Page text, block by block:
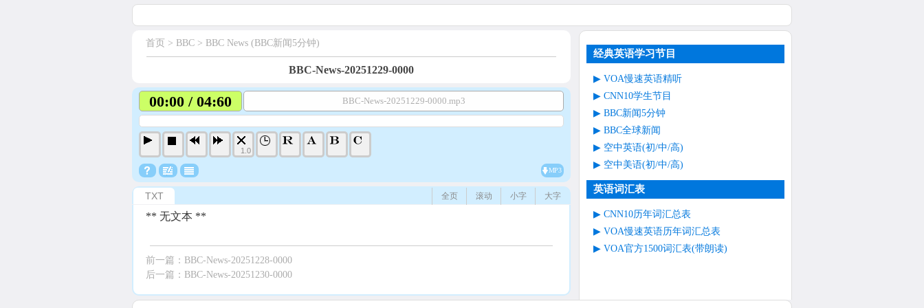
首页 > BBC > BBC News (BBC新闻5分钟)
BBC-News-20251229-0000
00:00 / 04:60 BBC-News-20251229-0000.mp3
1.0
MP3
TXT 大字
小字
滚动
全页
** 无文本 **
前一篇： BBC-News-20251228-0000
后一篇： BBC-News-20251230-0000
经典英语学习节目
VOA慢速英语精听
CNN10学生节目
BBC新闻5分钟
BBC全球新闻
空中英语(初/中/高)
空中美语(初/中/高)
英语词汇表
CNN10历年词汇总表
VOA慢速英语历年词汇总表
VOA官方1500词汇表(带朗读)